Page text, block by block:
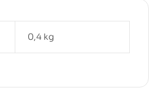
0,4 kg